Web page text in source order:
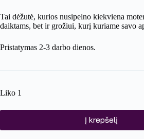
Tai dėžutė, kurios nusipelno kiekviena
daiktams, bet ir grožiui, kurį kuriame savo
Pristatymas 2-3 darbo dienos.
Liko 1
Į krepšelį